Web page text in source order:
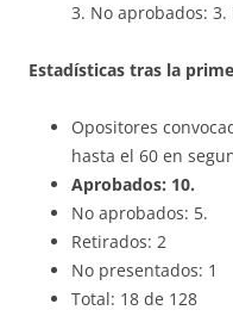
3. No aprobados:
Estadísticas tras la
Opositores
hasta el 60 en
Aprobados: 10.
No aprobados: 5.
Retirados: 2
No presentados: 1
Total: 18 de 128